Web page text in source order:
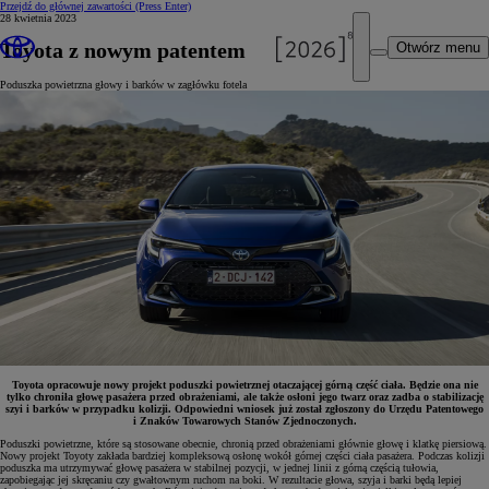
Przejdź do głównej zawartości (Press Enter)
Otwórz menu
28 kwietnia 2023
Toyota z nowym patentem
Poduszka powietrzna głowy i barków w zagłówku fotela
Toyota opracowuje nowy projekt poduszki powietrznej otaczającej górną część ciała. Będzie ona nie
tylko chroniła głowę pasażera przed obrażeniami, ale także osłoni jego twarz oraz zadba o stabilizację
szyi i barków w przypadku kolizji. Odpowiedni wniosek już został zgłoszony do Urzędu Patentowego
i Znaków Towarowych Stanów Zjednoczonych.
Poduszki powietrzne, które są stosowane obecnie, chronią przed obrażeniami głównie głowę i klatkę piersiową.
Nowy projekt Toyoty zakłada bardziej kompleksową osłonę wokół górnej części ciała pasażera. Podczas kolizji
poduszka ma utrzymywać głowę pasażera w stabilnej pozycji, w jednej linii z górną częścią tułowia,
zapobiegając jej skręcaniu czy gwałtownym ruchom na boki. W rezultacie głowa, szyja i barki będą lepiej